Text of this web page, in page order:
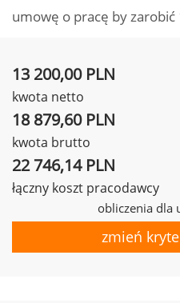
umowę o pracę by zarobić
13 200,00 PLN
kwota netto
18 879,60 PLN
kwota brutto
22 746,14 PLN
łączny koszt pracodawcy
obliczenia dla
zmień